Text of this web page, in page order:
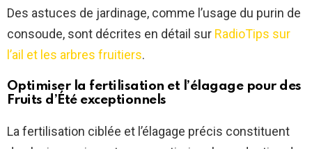
Des astuces de jardinage, comme l’usage du purin de
consoude, sont décrites en détail sur RadioTips sur
l’ail et les arbres fruitiers.
Optimiser la fertilisation et l’élagage pour des
Fruits d’Étéexceptionnels
La fertilisation ciblée et l’élagage précis constituent